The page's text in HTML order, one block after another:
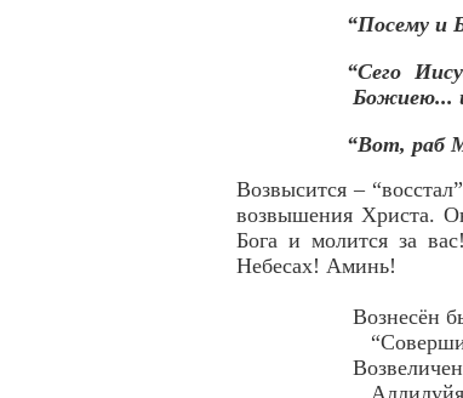
“Посему и
“Сего
Божиею...
“Вот, раб
Возвысится –
возвышения Христа.
Бога и молится за
Небесах! Аминь!
Вознесён